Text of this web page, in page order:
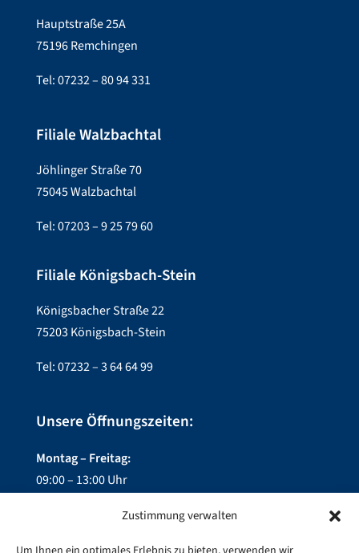
Zustimmung verwalten
Hauptstraße 25A
75196 Remchingen
Tel: 07232 – 80 94 331
Filiale Walzbachtal
Jöhlinger Straße 70
75045 Walzbachtal
Tel: 07203 – 9 25 79 60
Filiale Königsbach-Stein
Königsbacher Straße 22
75203 Königsbach-Stein
Tel: 07232 – 3 64 64 99
Unsere Öffnungszeiten:
Montag – Freitag:
09:00 – 13:00 Uhr